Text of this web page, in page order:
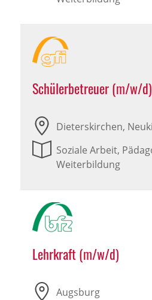
Schülerbetreuer (m/w/d)
Dieterskirchen,
Soziale Arbeit,
Weiterbildung
Lehrkraft (m/w/d)
Augsburg